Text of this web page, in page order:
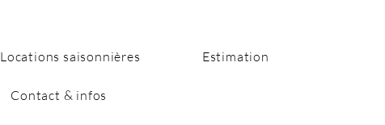
Locations saisonnières Estimation
Contact & infos